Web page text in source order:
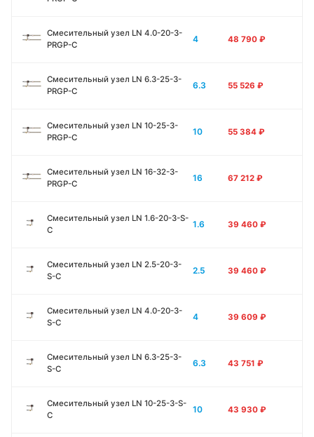
Смесительный узел LN 4.0-20-3-
PRGP-C
4 48 790 ₽
Смесительный узел LN 6.3-25-3-
PRGP-C
6.3 55 526 ₽
Смесительный узел LN 10-25-3-
PRGP-C
10 55 384 ₽
Смесительный узел LN 16-32-3-
PRGP-C
16 67 212 ₽
Смесительный узел LN 1.6-20-3-S-
C
1.6 39 460 ₽
Смесительный узел LN 2.5-20-3-
S-C
2.5 39 460 ₽
Смесительный узел LN 4.0-20-3-
S-C
4 39 609 ₽
Смесительный узел LN 6.3-25-3-
S-C
6.3 43 751 ₽
Смесительный узел LN 10-25-3-S-
C
10 43 930 ₽